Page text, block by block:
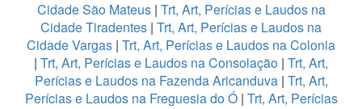
Cidade São Mateus| Trt, Art, Perícias e Laudos na
Cidade Tiradentes | Trt, Art, Perícias e Laudos na
Cidade Vargas | Trt, Art, Perícias e Laudos na Colonia
| Trt, Art, Perícias e Laudos na Consolação | Trt, Art,
Perícias e Laudos na Fazenda Aricanduva| Trt, Art,
Perícias e Laudos na Freguesia do Ó| Trt, Art, Perícias